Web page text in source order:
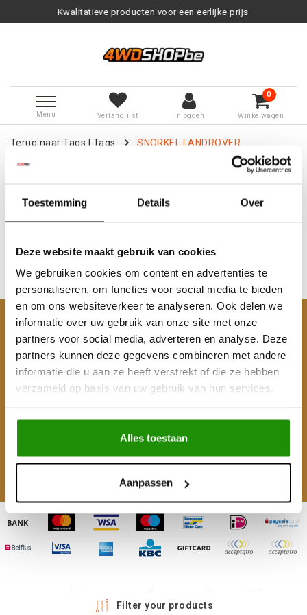
Toestemming Details Over
Deze website maakt gebruik van cookies
We gebruiken cookies om content en advertenties te
personaliseren, om functies voor social media te bieden
en om ons websiteverkeer te analyseren. Ook delen we
informatie over uw gebruik van onze site met onze
partners voor social media, adverteren en analyse. Deze
partners kunnen deze gegevens combineren met andere
informatie die u aan ze heeft verstrekt of die ze hebben
verzameld op basis van uw gebruik van hun services.
Alles toestaan
Aanpassen
Kwalitatieve producten voor een eerlijke prijs
Menu Verlanglijst Inloggen
0
Winkelwagen
Terug naar Tags | Tags
SNORKEL LANDROVER
LANDROVER DISCOVERY 2
Geen producten gevonden!...
Klantenservice
Mijn account
Categorieën
Volg ons
Copyright © 2026 - 4WD Shop | Powered by emarkable
Filter your products